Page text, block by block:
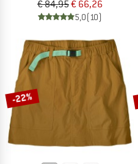
€ 84,95€ 66,26
5,0(10)
-22%